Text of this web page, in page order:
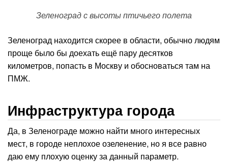
Зеленоград с высоты птичьего полета
Зеленоград находится скорее в области, обычно людям
проще было бы доехать ещё пару десятков
километров, попасть в Москву и обосноваться там на
ПМЖ.
Инфраструктура города
Да, в Зеленограде можно найти много интересных
мест, в городе неплохое озеленение, но я все равно
даю ему плохую оценку за данный параметр.